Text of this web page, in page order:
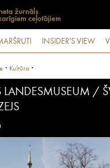
INSIDER'S VIEW
· Kultūra ·
LANDESMUSEUM /